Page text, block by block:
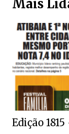
Mais
Edição